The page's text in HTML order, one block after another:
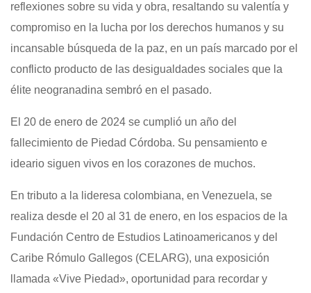
reflexiones sobre su vida y obra, resaltando su valentía y
compromiso en la lucha por los derechos humanos y su
incansable búsqueda de la paz, en un país marcado por el
conflicto producto de las desigualdades sociales que la
élite neogranadina sembró en el pasado.
El 20 de enero de 2024 se cumplió un año del
fallecimiento de Piedad Córdoba. Su pensamiento e
ideario siguen vivos en los corazones de muchos.
En tributo a la lideresa colombiana, en Venezuela, se
realiza desde el 20 al 31 de enero, en los espacios de la
Fundación Centro de Estudios Latinoamericanos y del
Caribe Rómulo Gallegos (CELARG), una exposición
llamada «Vive Piedad», oportunidad para recordar y